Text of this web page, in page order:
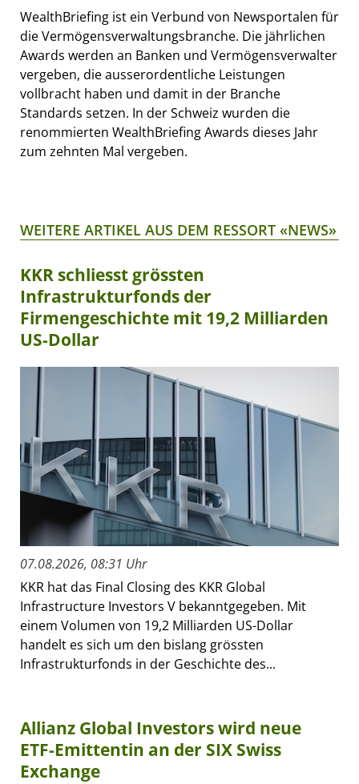
WealthBriefing ist ein Verbund von Newsportalen für
die Vermögensverwaltungsbranche. Die jährlichen
Awards werden an Banken und Vermögensverwalter
vergeben, die ausserordentliche Leistungen
vollbracht haben und damit in der Branche
Standards setzen. In der Schweiz wurden die
renommierten WealthBriefing Awards dieses Jahr
zum zehnten Mal vergeben.
WEITERE ARTIKEL AUS DEM RESSORT «NEWS»
KKR schliesst grössten
Infrastrukturfonds der
Firmengeschichte mit 19,2 Milliarden
US-Dollar
07.08.2026, 08:31 Uhr
KKR hat das Final Closing des KKR Global
Infrastructure Investors V bekanntgegeben. Mit
einem Volumen von 19,2 Milliarden US-Dollar
handelt es sich um den bislang grössten
Infrastrukturfonds in der Geschichte des...
Allianz Global Investors wird neue
ETF-Emittentin an der SIX Swiss
Exchange